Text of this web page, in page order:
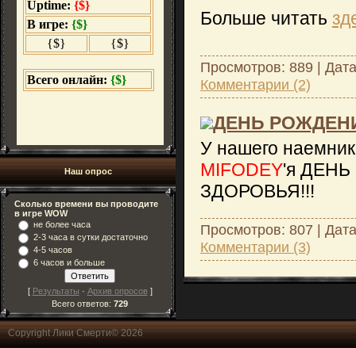
Наш опрос
Сколько времени вы проводите
в игре WOW
не более часа
2-3 часа в сутки достаточно
4-5 часов
6 часов и больше
[ Результаты · Архив опросов ]
Всего ответов: 729
Больше читать
Просмотров: 889 |
Комментарии (2)
ДЕНЬ
У нашего
MIFODEY'я
ЗДОРОВЬЯ!!!
Просмотров: 807 |
Комментарии (3)
Copyright Лики Смерти© 2026